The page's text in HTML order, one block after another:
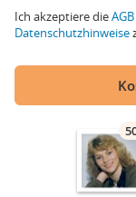
Ich akzeptiere dieAGB
Datenschutzhinweise